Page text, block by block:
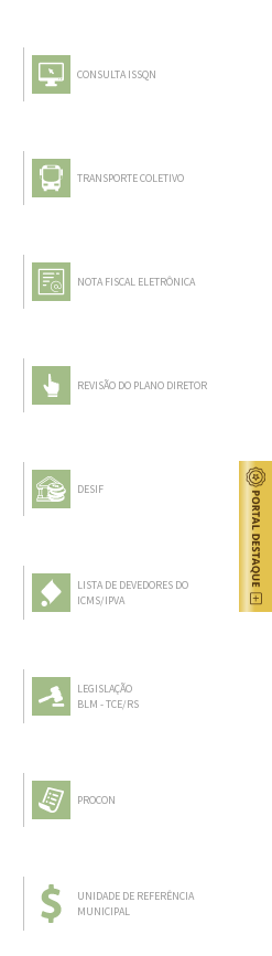
CONSULTA ISSQN
TRANSPORTE COLETIVO
NOTA FISCAL ELETRÔNICA
REVISÃO DO PLANO DIRETOR
DESIF
LISTA DE DEVEDORES DO
ICMS/IPVA
LEGISLAÇÃO
BLM - TCE/RS
PROCON
UNIDADE DE REFERÊNCIA
MUNICIPAL